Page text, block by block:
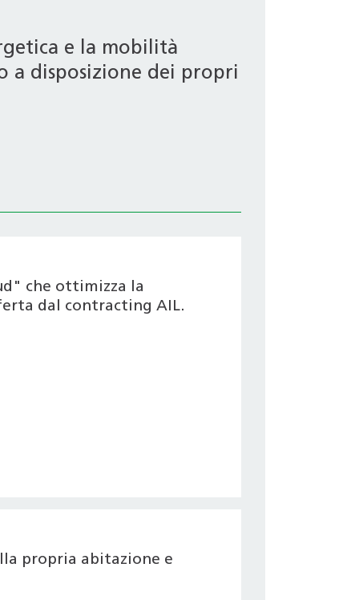
e la mobilità
a disposizione dei propri
che ottimizza la
dal contracting AIL.
propria abitazione e